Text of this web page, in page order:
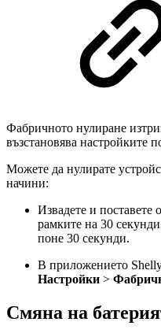
Фабричното нулиране
възстановява настройките
Можете да нулирате
начини:
Извадете и поставете
рамките на 30
поне 30 секунди.
В приложението
Настройки >
Смяна на